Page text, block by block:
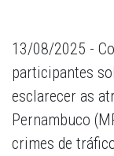
13/08/2025 -
participantes
esclarecer as
Pernambuco
crimes de